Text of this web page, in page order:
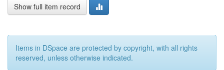
Show full item record
Items in DSpace are protected by copyright, with all rights
reserved, unless otherwise indicated.